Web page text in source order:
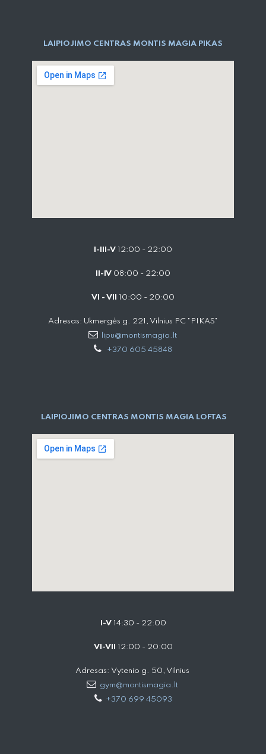
LAIPIOJIMO CENTRAS MONTIS MAGIA PIKAS
I-III-V 12:00 - 22:00
II-IV 08:00 - 22:00
VI - VII 10:00 - 20:00
Adresas: Ukmergės g. 221, Vilnius PC "PIKAS"
lipu@montismagia.lt
+370 605 45848
LAIPIOJIMO CENTRAS MONTIS MAGIA LOFTAS
I-V14:30 - 22:00
VI-VII 12:00 - 20:00
Adresas: Vytenio g. 50, Vilnius
gym@montismagia.lt
+370 699 45093